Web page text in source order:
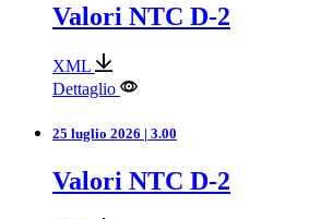
Valori NTC D-2
XML
Dettaglio
25 luglio 2026 | 3.00
Valori NTC D-2